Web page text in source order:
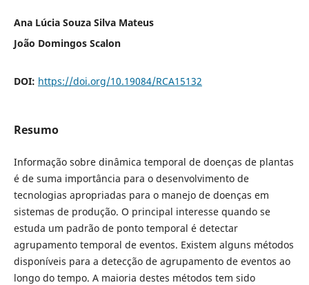
Ana Lúcia Souza Silva Mateus
João Domingos Scalon
DOI: https://doi.org/10.19084/RCA15132
Resumo
Informação sobre dinâmica temporal de doenças de plantas
é de suma importância para o desenvolvimento de
tecnologias apropriadas para o manejo de doenças em
sistemas de produção. O principal interesse quando se
estuda um padrão de ponto temporal é detectar
agrupamento temporal de eventos. Existem alguns métodos
disponíveis para a detecção de agrupamento de eventos ao
longo do tempo. A maioria destes métodos tem sido